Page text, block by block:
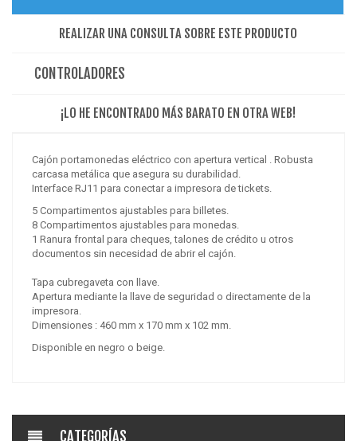
REALIZAR UNA CONSULTA SOBRE ESTE PRODUCTO
CONTROLADORES
¡LO HE ENCONTRADO MÁS BARATO EN OTRA WEB!
Cajón portamonedas eléctrico con apertura vertical . Robusta
carcasa metálica que asegura su durabilidad.
Interface RJ11 para conectar a impresora de tickets.
5 Compartimentos ajustables para billetes.
8 Compartimentos ajustables para monedas.
1 Ranura frontal para cheques, talones de crédito u otros
documentos sin necesidad de abrir el cajón.
Tapa cubregaveta con llave.
Apertura mediante la llave de seguridad o directamente de la
impresora.
Dimensiones : 460 mm x 170 mm x 102 mm
Disponible en negro o beige.
CATEGORÍAS